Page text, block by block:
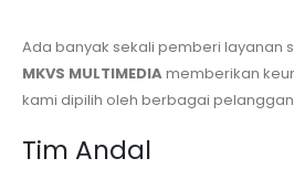
Ada banyak sekali pemberi layanan
MKVS MULTIMEDIAmemberikan
kami dipilih oleh berbagai
Tim Andal